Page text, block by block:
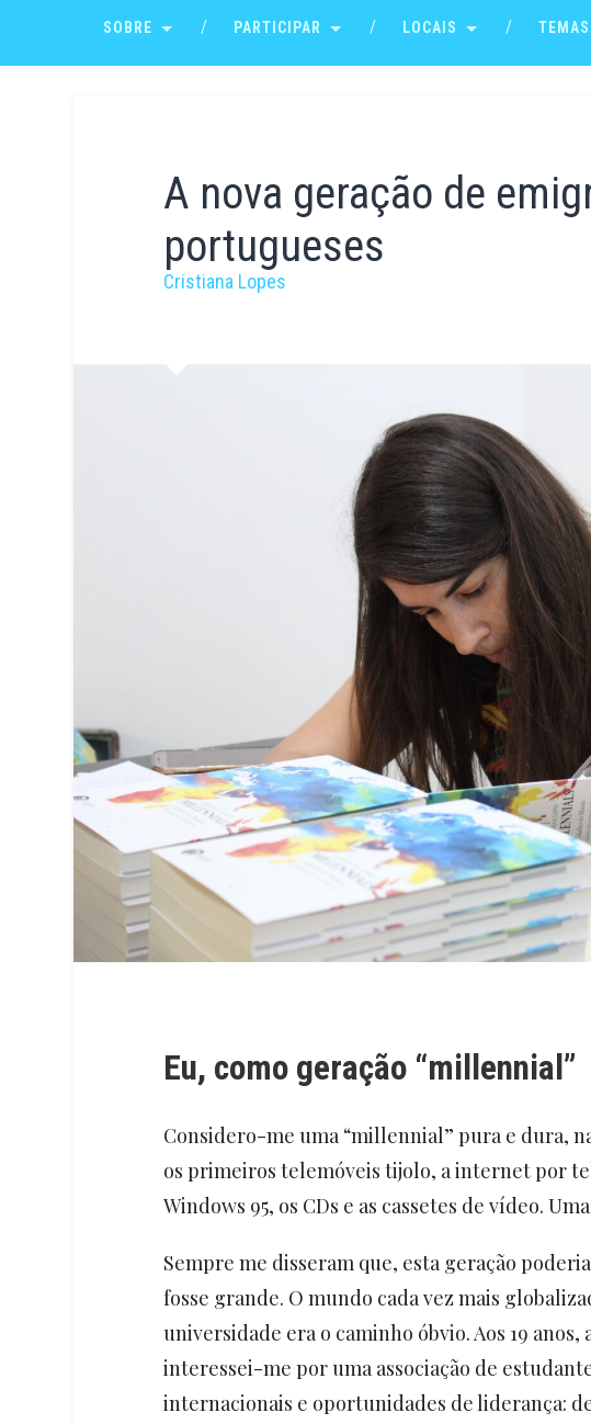
SOBRE PARTICIPAR LOCAIS TEMAS
A nova geração de
portugueses
Cristiana Lopes
Eu, como geração “millennial”
Considero-me uma “millennial” pura e dura,
os primeiros telemóveis tijolo, a internet por
Windows 95, os CDs e as cassetes de vídeo.
Sempre me disseram que, esta geração
fosse grande. O mundo cada vez mais
universidade era o caminho óbvio. Aos 19
interessei-me por uma associação de
internacionais e oportunidades de liderança: